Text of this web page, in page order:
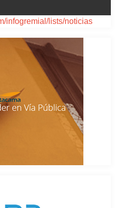
infogremial/lists/noticias